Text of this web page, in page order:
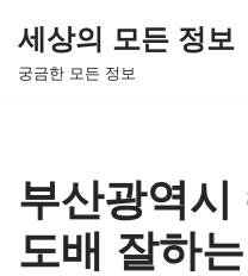
콘
건
너
뛰
기
세상의 모든 정보
궁금한 모든 정보
부산광역시
도배 잘하